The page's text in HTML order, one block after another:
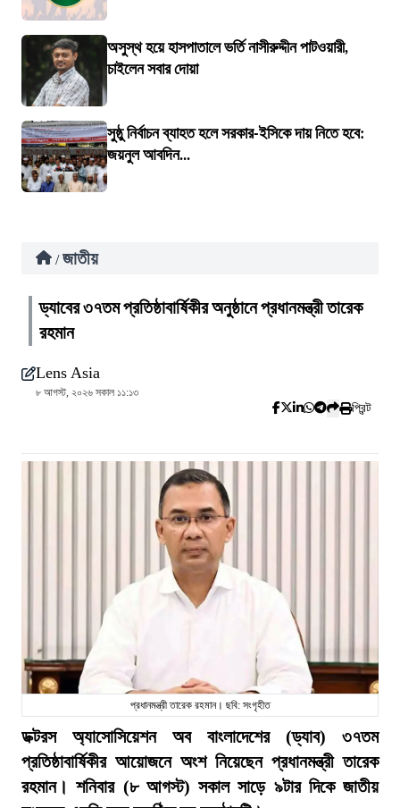
অসুস্থ হয়ে হাসপাতালে ভর্তি নাসীরুদ্দীন পাটওয়ারী,
চাইলেন সবার দোয়া
সুষ্ঠু নির্বাচন ব্যাহত হলে সরকার-ইসিকে দায় নিতে হবে:
জয়নুল আবদিন...
/ জাতীয়
ড্যাবের ৩৭তম প্রতিষ্ঠাবার্ষিকীর অনুষ্ঠানে প্রধানমন্ত্রী তারেক
রহমান
Lens Asia
৮ আগস্ট, ২০২৬ সকাল ১১:১৩
প্রিন্ট
প্রধানমন্ত্রী তারেক রহমান। ছবি: সংগৃহীত
ডক্টরস অ্যাসোসিয়েশন অব বাংলাদেশের (ড্যাব) ৩৭তম
প্রতিষ্ঠাবার্ষিকীর আয়োজনে অংশ নিয়েছেন প্রধানমন্ত্রী তারেক
রহমান। শনিবার (৮ আগস্ট) সকাল সাড়ে ৯টার দিকে জাতীয়